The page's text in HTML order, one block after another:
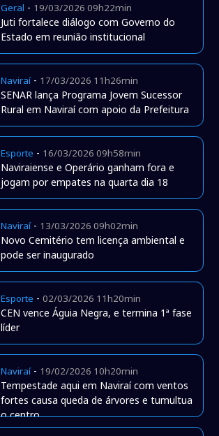
Geral - 19/03/2026 09h22min
Juti fortalece diálogo com Governo do
Estado em reunião institucional
Naviraí- 17/03/2026 11h26min
SENAR lança Programa Jovem Sucessor
Rural em Naviraí com apoio da Prefeitura
Esporte - 16/03/2026 09h58min
Naviraiense e Operário ganham fora e
jogam por empates na quarta dia 18
Naviraí- 13/03/2026 09h02min
Novo Cemitério tem licença ambiental e
pode ser inaugurado
Esporte -02/03/2026 11h20min
CEN vence Águia Negra, e termina 1ª fase
líder
Naviraí- 19/02/2026 10h20min
Tempestade aqui em Naviraí com ventos
fortes causa queda de árvores e tumultua
o centro